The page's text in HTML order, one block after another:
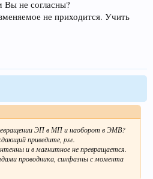
не согласны?
не приходится. Учить
ЭП в МП и наоборот в ЭМВ?
приведите, pse.
и в магнитное не превращается.
проводника, синфазны с момента